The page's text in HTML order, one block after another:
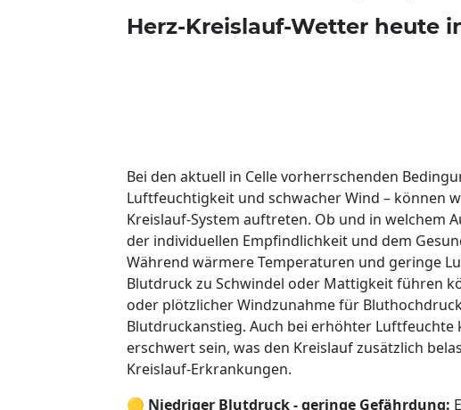
Herz-Kreislauf-Wetter heute
Bei den aktuell in Celle vorherrschenden
Luftfeuchtigkeit und schwacher Wind – können
Kreislauf-System auftreten. Ob und in welchem
der individuellen Empfindlichkeit und dem
Während wärmere Temperaturen und geringe
Blutdruck zu Schwindel oder Mattigkeit führen
oder plötzlicher Windzunahme für
Blutdruckanstieg. Auch bei erhöhter
erschwert sein, was den Kreislauf zusätzlich
Kreislauf-Erkrankungen.
🟡 Niedriger Blutdruck - geringe Gefährdung: